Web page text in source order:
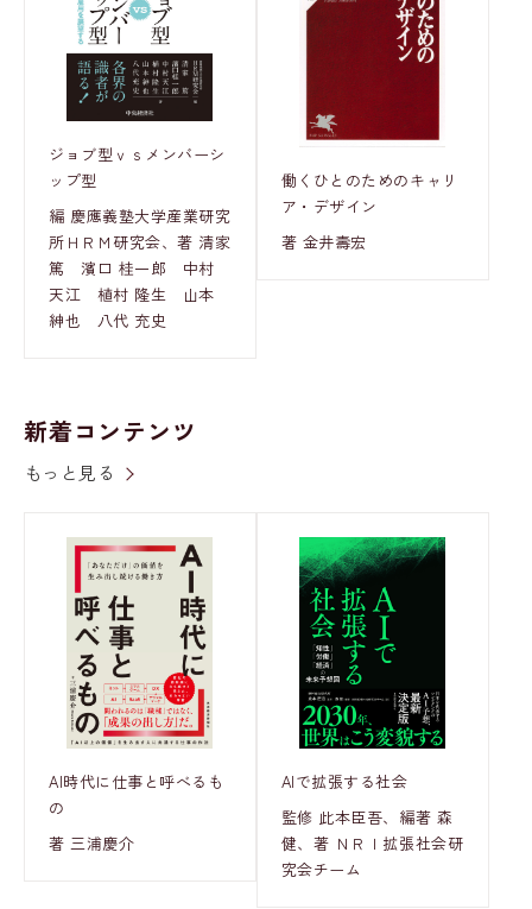
ジョブ型ｖｓメンバーシ
ップ型
編 慶應義塾大学産業研究
所ＨＲＭ研究会、著 清家
篤 濱口 桂一郎 中村
天江 植村 隆生 山本
紳也 八代 充史
働くひとのためのキャリ
ア・デザイン
著 金井壽宏
新着コンテンツ
もっと見る
AI時代に仕事と呼べるも
の
著 三浦慶介
AIで拡張する社会
監修 此本臣吾、編著 森
健、著 ＮＲＩ拡張社会研
究会チーム